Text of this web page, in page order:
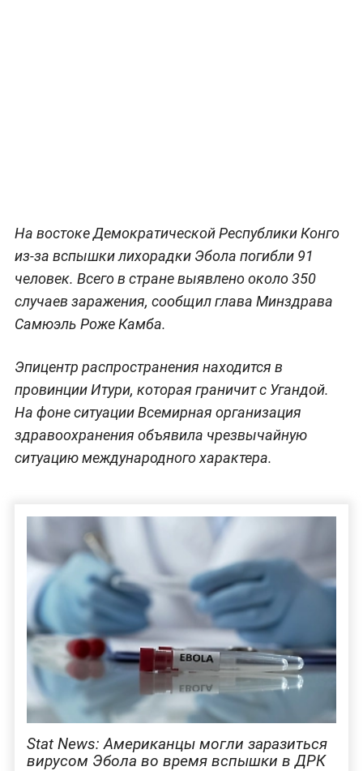
На востоке Демократической Республики Конго
из-за вспышки лихорадки Эбола погибли 91
человек. Всего в стране выявлено около 350
случаев заражения, сообщил глава Минздрава
Самюэль Роже Камба.
Эпицентр распространения находится в
провинции Итури, которая граничит с Угандой.
На фоне ситуации Всемирная организация
здравоохранения объявила чрезвычайную
ситуацию международного характера.
Stat News: Американцы могли заразиться
вирусом Эбола во время вспышки в ДРК